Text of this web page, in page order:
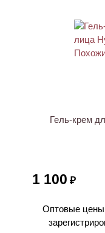
Гель-крем
1 100 ₽
Оптовые цены